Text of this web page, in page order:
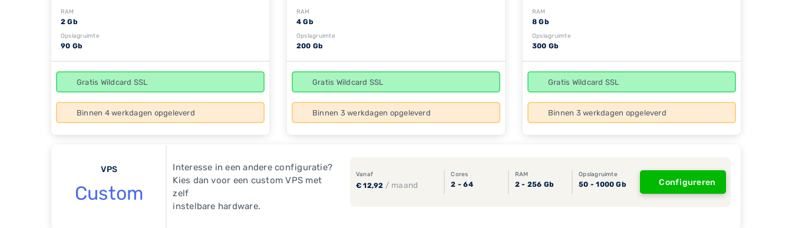
RAM
2 Gb
Opslagruimte
90 Gb
Gratis Wildcard SSL
Binnen 4 werkdagen opgeleverd
RAM
4 Gb
Opslagruimte
200 Gb
Gratis Wildcard SSL
Binnen 3 werkdagen opgeleverd
RAM
8 Gb
Opslagruimte
300 Gb
Gratis Wildcard SSL
Binnen 3 werkdagen opgeleverd
VPS
Custom
Interesse in een andere configuratie?
Kies dan voor een custom VPS met
zelf
instelbare hardware.
Vanaf
€ 12,92 / maand
Cores
2 - 64
RAM
2 - 256 Gb
Opslagruimte
50 - 1000 Gb Configureren